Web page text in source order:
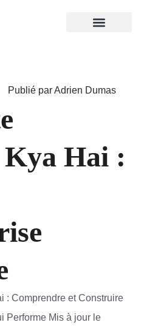
Publié par Adrien Dumas
Hai :
: Comprendre et Construire
Performe Mis à jour le